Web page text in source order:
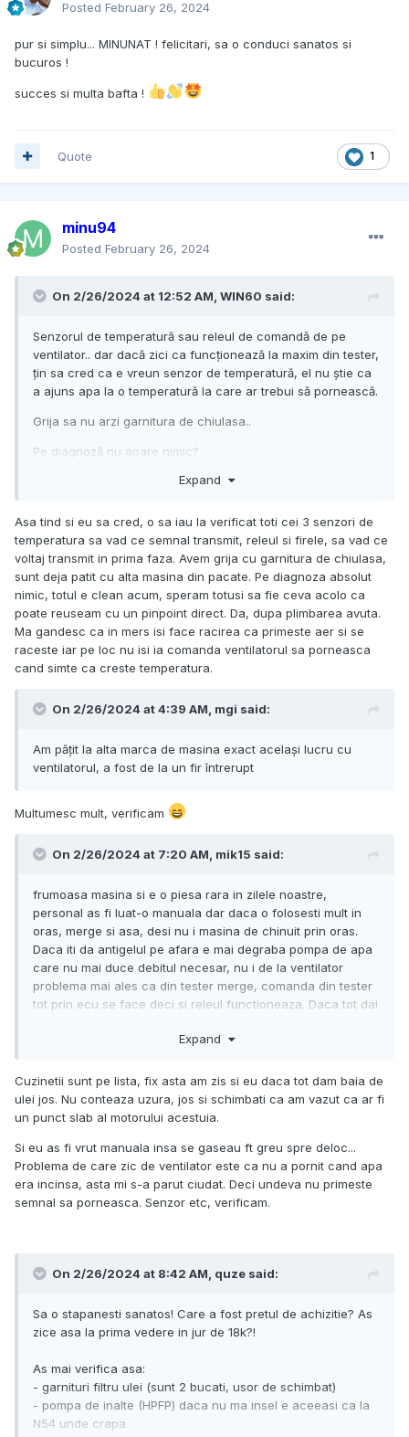
Posted February 26, 2024
pur si simplu... MINUNAT ! felicitari, sa o conduci sanatos si
bucuros !
succes si multa bafta !
1
Quote
minu94
Posted February 26, 2024
On 2/26/2024 at 12:52 AM, WIN60 said:
Senzorul de temperatură sau releul de comandă de pe
ventilator.. dar dacă zici ca funcționează la maxim din tester,
țin sa cred ca e vreun senzor de temperatură, el nu știe ca
a ajuns apa la o temperatură la care ar trebui să pornească.
Grija sa nu arzi garnitura de chiulasa..
Pe diagnoză nu apare nimic?
Acum am văzut, deci zici ca atunci când stătea pe loc?
Ai pus mâna pe furtunuri? Sunt tari?
Expand
Asa tind si eu sa cred, o sa iau la verificat toti cei 3 senzori de
temperatura sa vad ce semnal transmit, releul si firele, sa vad ce
voltaj transmit in prima faza. Avem grija cu garnitura de chiulasa,
sunt deja patit cu alta masina din pacate. Pe diagnoza absolut
nimic, totul e clean acum, speram totusi sa fie ceva acolo ca
poate reuseam cu un pinpoint direct. Da, dupa plimbarea avuta.
Ma gandesc ca in mers isi face racirea ca primeste aer si se
raceste iar pe loc nu isi ia comanda ventilatorul sa porneasca
cand simte ca creste temperatura.
On 2/26/2024 at 4:39 AM, mgi said:
Am pățit la alta marca de masina exact același lucru cu
ventilatorul, a fost de la un fir întrerupt
Multumesc mult, verificam
On 2/26/2024 at 7:20 AM, mik15 said:
frumoasa masina si e o piesa rara in zilele noastre,
personal as fi luat-o manuala dar daca o folosesti mult in
oras, merge si asa, desi nu i masina de chinuit prin oras.
Daca iti da antigelul pe afara e mai degraba pompa de apa
care nu mai duce debitul necesar, nu i de la ventilator
problema mai ales ca din tester merge, comanda din tester
tot prin ecu se face deci si releul functioneaza. Daca tot dai
problema cu invartitul lor din cauza uzurii, asa ca mare
aproape de 200k km, neaparat fa inspectia cuzinetilor!
Expand
Cuzinetii sunt pe lista, fix asta am zis si eu daca tot dam baia de
ulei jos. Nu conteaza uzura, jos si schimbati ca am vazut ca ar fi
un punct slab al motorului acestuia.
Si eu as fi vrut manuala insa se gaseau ft greu spre deloc...
Problema de care zic de ventilator este ca nu a pornit cand apa
era incinsa, asta mi s-a parut ciudat. Deci undeva nu primeste
semnal sa porneasca. Senzor etc, verificam.
On 2/26/2024 at 8:42 AM, quze said:
Sa o stapanesti sanatos! Care a fost pretul de achizitie? As
zice asa la prima vedere in jur de 18k?!
As mai verifica asa:
- garnituri filtru ulei (sunt 2 bucati, usor de schimbat)
- pompa de inalte (HPFP) daca nu ma insel e aceeasi ca la
N54 unde crapa